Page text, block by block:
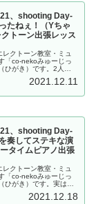
、shooting Day-
たねぇ！（Yちゃ
トーン出張レッス
クトーン教室・ミュ
「co-nekoみゅーじっ
ひがき）です。2人と
2021.12.11
、shooting Day-
奏してステキな演
タイムピアノ出張
クトーン教室・ミュ
「co-nekoみゅーじっ
ひがき）です。実は。
2021.12.18